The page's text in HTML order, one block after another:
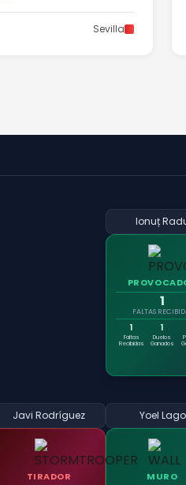
Sevilla
Ionuț
1
FALTAS
1
Faltas
Recibidas
1
Duelos
Ganados
Javi Rodríguez
TIRADOR
Yoel Lago
MURO